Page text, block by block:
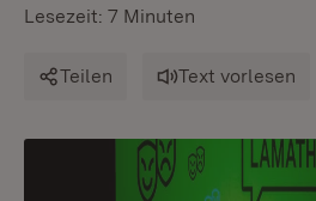
Lesezeit: 7 Minuten
Teilen Text vorlesen